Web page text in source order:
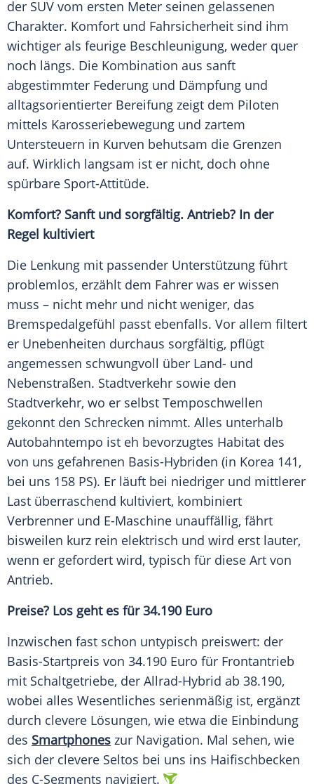
der SUV vom ersten Meter seinen gelassenen
Charakter. Komfort und Fahrsicherheit sind ihm
wichtiger als feurige Beschleunigung, weder quer
noch längs. Die Kombination aus sanft
abgestimmter Federung und Dämpfung und
alltagsorientierter Bereifung zeigt dem Piloten
mittels Karosseriebewegung und zartem
Untersteuern in Kurven behutsam die Grenzen
auf. Wirklich langsam ist er nicht, doch ohne
spürbare Sport-Attitüde.
Komfort? Sanft und sorgfältig. Antrieb? In der
Regel kultiviert
Die Lenkung mit passender Unterstützung führt
problemlos, erzählt dem Fahrer was er wissen
muss – nicht mehr und nicht weniger, das
Bremspedalgefühl passt ebenfalls. Vor allem filtert
er Unebenheiten durchaus sorgfältig, pflügt
angemessen schwungvoll über Land- und
Nebenstraßen. Stadtverkehr sowie den
Stadtverkehr, wo er selbst Temposchwellen
gekonnt den Schrecken nimmt. Alles unterhalb
Autobahntempo ist eh bevorzugtes Habitat des
von uns gefahrenen Basis-Hybriden (in Korea 141,
bei uns 158 PS). Er läuft bei niedriger und mittlerer
Last überraschend kultiviert, kombiniert
Verbrenner und E-Maschine unauffällig, fährt
bisweilen kurz rein elektrisch und wird erst lauter,
wenn er gefordert wird, typisch für diese Art von
Antrieb.
Preise? Los geht es für 34.190 Euro
Inzwischen fast schon untypisch preiswert: der
Basis-Startpreis von 34.190 Euro für Frontantrieb
mit Schaltgetriebe, der Allrad-Hybrid ab 38.190,
wobei alles Wesentliches serienmäßig ist, ergänzt
durch clevere Lösungen, wie etwa die Einbindung
des Smartphones zur Navigation. Mal sehen, wie
sich der clevere Seltos bei uns ins Haifischbecken
des C-Segments navigiert.